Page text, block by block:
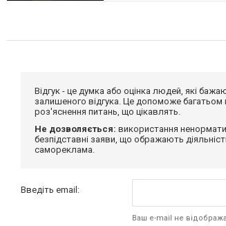
Відгук - це думка або оцінка людей, які
залишеного відгука. Це допоможе багатьом
роз'яснення питань, що цікавлять.
Не дозволяється: використання
безпідставні заяви, що ображають
самореклама.
Введіть email:
Ваш e-mail не